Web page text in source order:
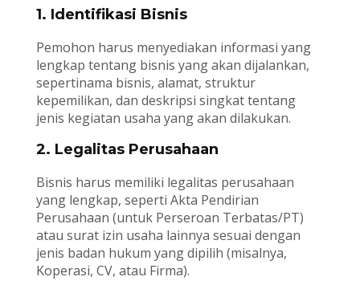
1. Identifikasi Bisnis
Pemohon harus menyediakan informasi yang
lengkap tentang bisnis yang akan dijalankan,
sepertinama bisnis, alamat, struktur
kepemilikan, dan deskripsi singkat tentang
jenis kegiatan usaha yang akan dilakukan.
2. Legalitas Perusahaan
Bisnis harus memiliki legalitas perusahaan
yang lengkap, seperti Akta Pendirian
Perusahaan (untuk Perseroan Terbatas/PT)
atau surat izin usaha lainnya sesuai dengan
jenis badan hukum yang dipilih (misalnya,
Koperasi, CV, atau Firma).